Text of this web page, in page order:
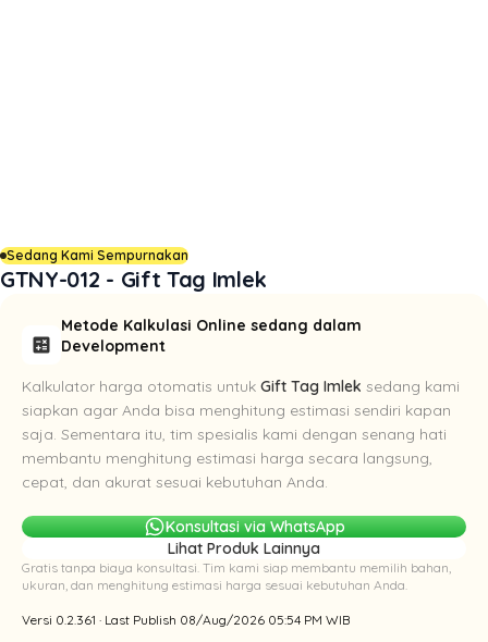
Sedang Kami Sempurnakan
GTNY-012 - Gift Tag Imlek
calculate
Metode Kalkulasi Online sedang dalam
Development
Kalkulator harga otomatis untuk Gift Tag Imlek sedang kami
siapkan agar Anda bisa menghitung estimasi sendiri kapan
saja. Sementara itu, tim spesialis kami dengan senang hati
membantu menghitung estimasi harga secara langsung,
cepat, dan akurat sesuai kebutuhan Anda.
Konsultasi via WhatsApp
Lihat Produk Lainnya
Gratis tanpa biaya konsultasi. Tim kami siap membantu memilih bahan,
ukuran, dan menghitung estimasi harga sesuai kebutuhan Anda.
Versi 0.2.361 · Last Publish 08/Aug/2026 05:54 PM WIB